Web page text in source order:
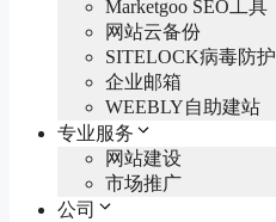
Marketgoo SEO工具
网站云备份
SITELOCK病毒防护
企业邮箱
WEEBLY自助建站
专业服务
网站建设
市场推广
公司